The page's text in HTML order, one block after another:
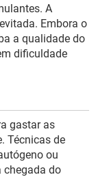
A
Embora o
a qualidade do
dificuldade
gastar as
Técnicas de
ou
do